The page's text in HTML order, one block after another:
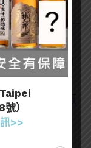
己就好。
（或冰結）加
活風格品牌贏
一片真檸檬！
）
>>